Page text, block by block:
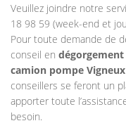
Veuillez joindre notre
18 98 59 (week-end et
Pour toute demande de
conseil en
camion pompe
conseillers se feront un
apporter toute
besoin.